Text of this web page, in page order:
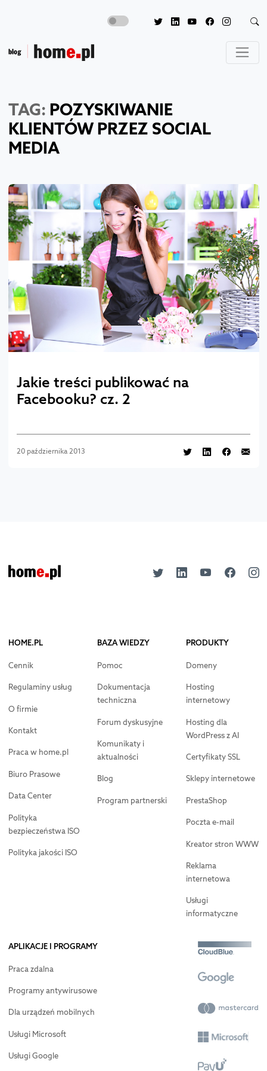
TAG: POZYSKIWANIE
KLIENTÓW PRZEZ SOCIAL
MEDIA
Jakie treści publikować na
Facebooku? cz. 2
20 października 2013
HOME.PL
Cennik
Regulaminy usług
O firmie
Kontakt
Praca w home.pl
Biuro Prasowe
Data Center
Polityka
bezpieczeństwa ISO
Polityka jakości ISO
BAZA WIEDZY
Pomoc
Dokumentacja
techniczna
Forum dyskusyjne
Komunikaty i
aktualności
Blog
Program partnerski
PRODUKTY
Domeny
Hosting
internetowy
Hosting dla
WordPress z AI
Certyfikaty SSL
Sklepy internetowe
PrestaShop
Poczta e-mail
Kreator stron WWW
Reklama
internetowa
Usługi
informatyczne
APLIKACJE I PROGRAMY
Praca zdalna
Programy antywirusowe
Dla urządzeń mobilnych
Usługi Microsoft
Usługi Google